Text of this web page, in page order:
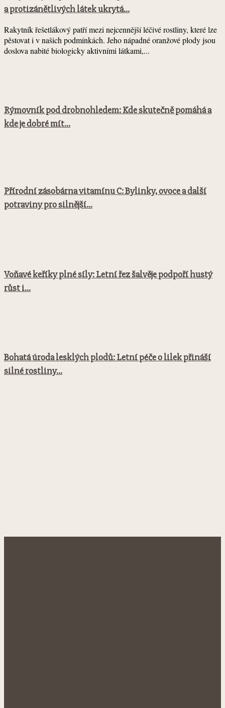
a protizánětlivých látek ukrytá...
Rakytník řešetlákový patří mezi nejcennější léčivé rostliny, které lze
pěstovat i v našich podmínkách. Jeho nápadné oranžové plody jsou
doslova nabité biologicky aktivními látkami,...
Rýmovník pod drobnohledem: Kde skutečně pomáhá a
kde je dobré mít...
Přírodní zásobárna vitamínu C: Bylinky, ovoce a další
potraviny pro silnější...
Voňavé keříky plné síly: Letní řez šalvěje podpoří hustý
růst i...
Bohatá úroda lesklých plodů: Letní péče o lilek přináší
silné rostliny...